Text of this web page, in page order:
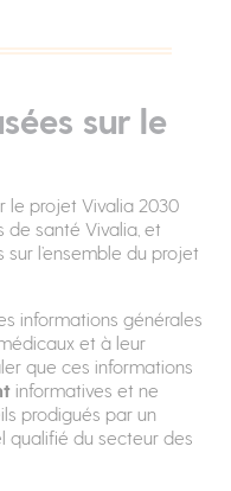
sur le
le projet Vivalia 2030
de santé Vivalia, et
l’ensemble du projet
informations générales
et à leur
que ces informations
informatives et ne
prodigués par un
qualifié du secteur des